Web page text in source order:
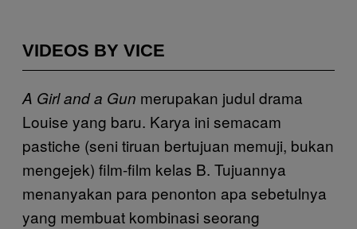
VIDEOS BY VICE
A Girl and a Gun merupakan judul drama
Louise yang baru. Karya ini semacam
pastiche (seni tiruan bertujuan memuji, bukan
mengejek) film-film kelas B. Tujuannya
menanyakan para penonton apa sebetulnya
yang membuat kombinasi seorang